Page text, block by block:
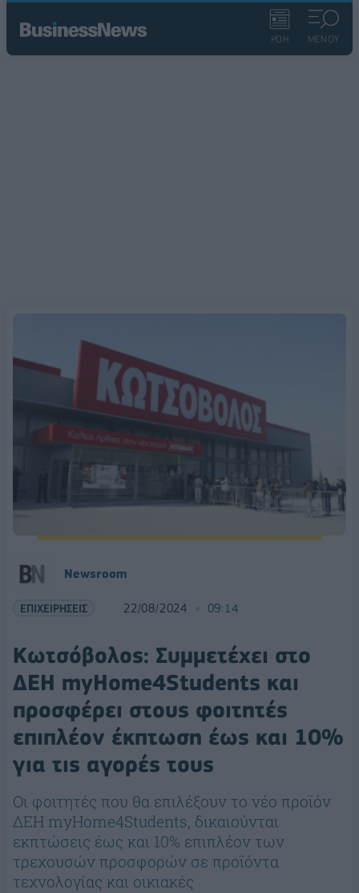
ΡΟΗ ΜΕΝΟΥ
Newsroom
ΕΠΙΧΕΙΡΗΣΕΙΣ 22/08/2024 09:14
Κωτσόβολος: Συμμετέχει στο
ΔΕΗ myHome4Students και
προσφέρει στους φοιτητές
επιπλέον έκπτωση έως και 10%
για τις αγορές τους
Οι φοιτητές που θα επιλέξουν το νέο προϊόν
ΔΕΗ myHome4Students, δικαιούνται
εκπτώσεις έως και 10% επιπλέον των
τρεχουσών προσφορών σε προϊόντα
τεχνολογίας και οικιακές